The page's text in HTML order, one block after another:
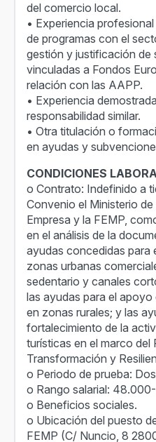
del comercio local.
• Experiencia
de programas con el
gestión y justificación de
vinculadas a Fondos
relación con las AAPP.
• Experiencia
responsabilidad similar.
• Otra titulación o
en ayudas y
CONDICIONES
o Contrato: Indefinido a
Convenio el Ministerio
Empresa y la FEMP,
en el análisis de la
ayudas concedidas para
zonas urbanas
sedentario y canales
las ayudas para el
en zonas rurales; y las
fortalecimiento de la
turísticas en el marco del
Transformación y
o Periodo de prueba:
o Rango salarial:
o Beneficios sociales.
o Ubicación del puesto
FEMP (C/ Nuncio, 8